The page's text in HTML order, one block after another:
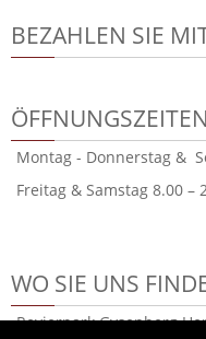
BEZAHLEN SIE
ÖFFNUNGSZEITEN
Montag - Donnerstag &
Freitag & Samstag 8.00 –
WO SIE UNS
Revierpark Gysenberg